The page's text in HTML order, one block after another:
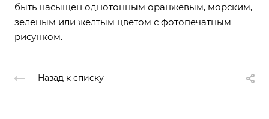
быть насыщен однотонным оранжевым, морским,
зеленым или желтым цветом с фотопечатным
рисунком.
Назад к списку